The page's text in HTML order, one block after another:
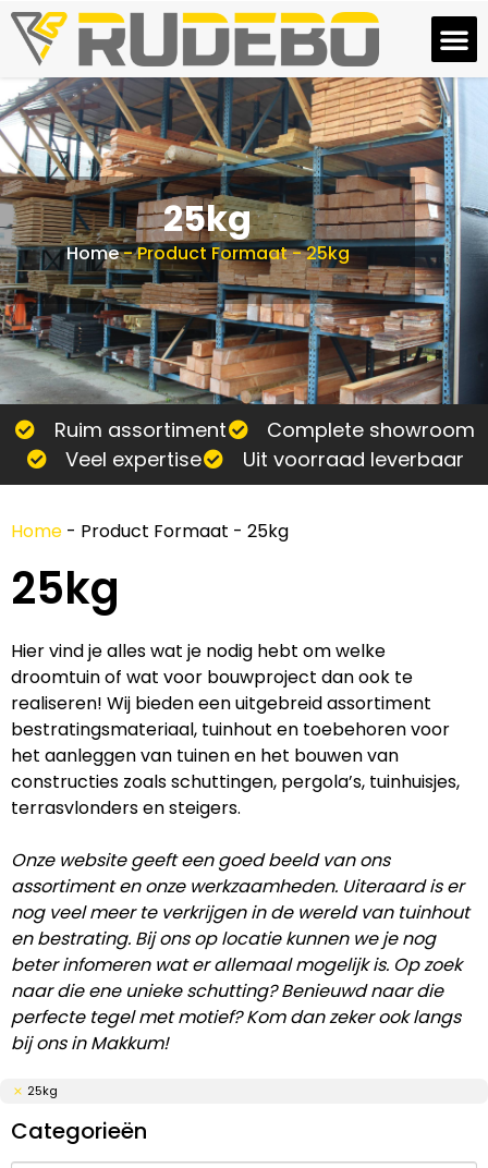
25kg
Home-Product Formaat-25kg
Ruim assortiment
Complete showroom
Veel expertise
Uit voorraad leverbaar
Home - Product Formaat - 25kg
25kg
Hier vind je alles wat je nodig hebt om welke
droomtuin of wat voor bouwproject dan ook te
realiseren! Wij bieden een uitgebreid assortiment
bestratingsmateriaal, tuinhout en toebehoren voor
het aanleggen van tuinen en het bouwen van
constructies zoals schuttingen, pergola’s, tuinhuisjes,
terrasvlonders en steigers.
Onze website geeft een goed beeld van ons
assortiment en onze werkzaamheden. Uiteraard is er
nog veel meer te verkrijgen in de wereld van tuinhout
en bestrating. Bij ons op locatie kunnen we je nog
beter infomeren wat er allemaal mogelijk is. Op zoek
naar die ene unieke schutting? Benieuwd naar die
perfecte tegel met motief? Kom dan zeker ook langs
bij ons in Makkum!
25kg
Categorieën